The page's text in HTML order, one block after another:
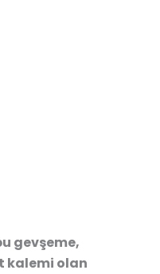
gevşeme,
kalemi olan